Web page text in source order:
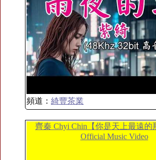
頻道： 綺豐茶業
齊秦 Chyi Chin【你是天上最遠的
Official Music Video